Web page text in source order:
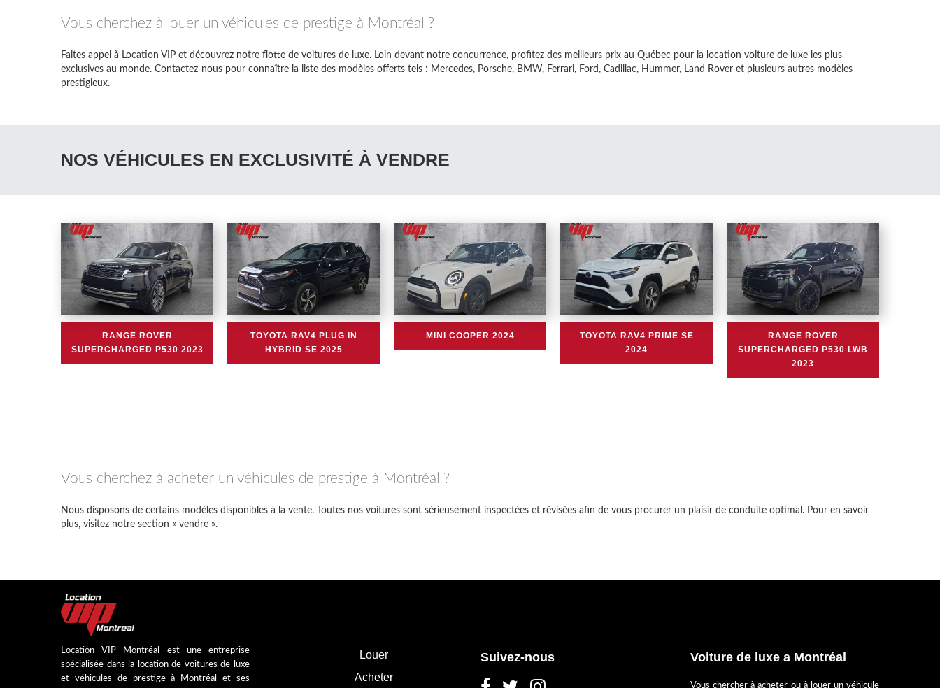
Vous cherchez à louer un véhicules de prestige à Montréal ?
Faites appel à Location VIP et découvrez notre flotte de voitures de luxe. Loin devant notre concurrence, profitez des meilleurs prix au Québec pour la location voiture de luxe les plus
exclusives au monde. Contactez-nous pour connaître la liste des modèles offerts tels : Mercedes, Porsche, BMW, Ferrari, Ford, Cadillac, Hummer, Land Rover et plusieurs autres modèles
prestigieux.
NOS VÉHICULES EN EXCLUSIVITÉ À VENDRE
RANGE ROVER
SUPERCHARGED P530 2023
TOYOTA RAV4 PLUG IN
HYBRID SE 2025
MINI COOPER 2024
TOYOTA RAV4 PRIME SE
2024
RANGE ROVER
SUPERCHARGED P530 LWB
2023
Vous cherchez à acheter un véhicules de prestige à Montréal ?
Nous disposons de certains modèles disponibles à la vente. Toutes nos voitures sont sérieusement inspectées et révisées afin de vous procurer un plaisir de conduite optimal. Pour en savoir
plus, visitez notre section « vendre ».
Location VIP Montréal est une entreprise
spécialisée dans la location de voitures de luxe
et véhicules de prestige à Montréal et ses
Louer
Acheter
Suivez-nous Voiture de luxe a Montréal
Vous chercher à acheter ou à louer un véhicule